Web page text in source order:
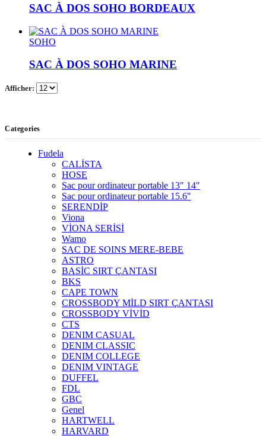
SAC À DOS SOHO BORDEAUX
SOHO
SAC À DOS SOHO MARINE
Afficher:
Categories
Fudela
CALİSTA
HOSE
Sac pour ordinateur portable 13" 14"
Sac pour ordinateur portable 15.6"
SERENDİP
Viona
VİONA SERİSİ
Wamo
SAC DE SOINS MERE-BEBE
ASTRO
BASİC SIRT ÇANTASI
BKS
CAPE TOWN
CROSSBODY MİLD SIRT ÇANTASI
CROSSBODY VİVİD
CTS
DENIM CASUAL
DENIM CLASSIC
DENIM COLLEGE
DENIM VINTAGE
DUFFEL
FDL
GBC
Genel
HARTWELL
HARVARD